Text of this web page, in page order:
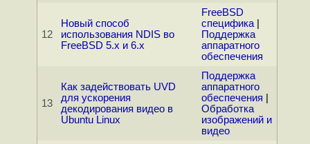
12
Новый способ
использования NDIS во
FreeBSD 5.x и 6.x
FreeBSD
специфика|
Поддержка
аппаратного
обеспечения
13
Как задействовать UVD
для ускорения
декодирования видео в
Ubuntu Linux
Поддержка
аппаратного
обеспечения
Обработка
изображений и
видео